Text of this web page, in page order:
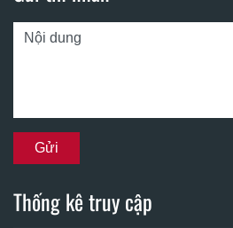
Thống kê truy cập